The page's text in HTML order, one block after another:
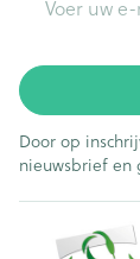
Problemen
oedeem),
Door op
nieuwsbrief en